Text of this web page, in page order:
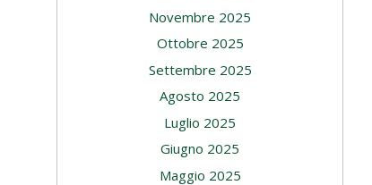
Novembre 2025
Ottobre 2025
Settembre 2025
Agosto 2025
Luglio 2025
Giugno 2025
Maggio 2025